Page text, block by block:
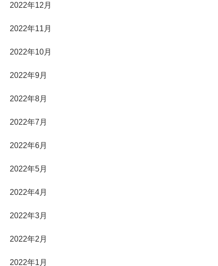
2022年12月
2022年11月
2022年10月
2022年9月
2022年8月
2022年7月
2022年6月
2022年5月
2022年4月
2022年3月
2022年2月
2022年1月